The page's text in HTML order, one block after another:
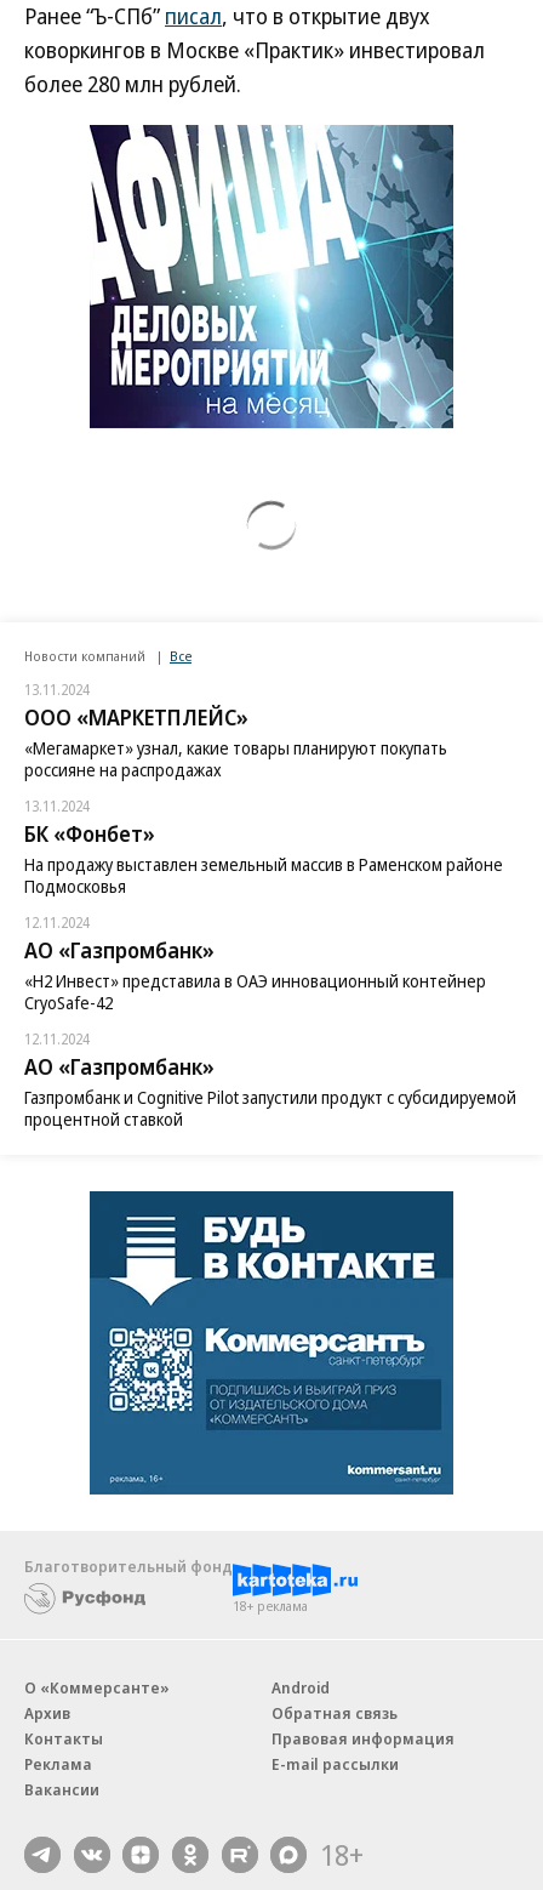
Ранее “Ъ-СПб” писал, что в открытие двух
коворкингов в Москве «Практик» инвестировал
более 280 млн рублей.
Новости компаний Все
13.11.2024
ООО «МАРКЕТПЛЕЙС»
«Мегамаркет» узнал, какие товары планируют покупать
россияне на распродажах
13.11.2024
БК «Фонбет»
На продажу выставлен земельный массив в Раменском районе
Подмосковья
12.11.2024
АО «Газпромбанк»
«H2 Инвест» представила в ОАЭ инновационный контейнер
CryoSafe-42
12.11.2024
АО «Газпромбанк»
Газпромбанк и Cognitive Pilot запустили продукт с субсидируемой
процентной ставкой
Благотворительный фонд
18+ реклама
О «Коммерсанте»
Архив
Контакты
Реклама
Вакансии
Android
Обратная связь
Правовая информация
E-mail рассылки
18+